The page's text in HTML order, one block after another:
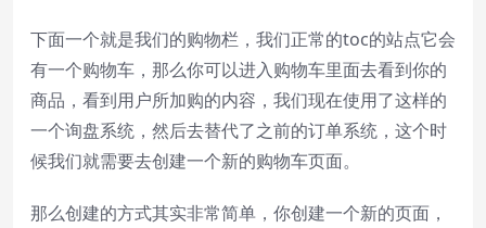
下面一个就是我们的购物栏，我们正常的toc的站点它会
有一个购物车，那么你可以进入购物车里面去看到你的
商品，看到用户所加购的内容，我们现在使用了这样的
一个询盘系统，然后去替代了之前的订单系统，这个时
候我们就需要去创建一个新的购物车页面。
那么创建的方式其实非常简单，你创建一个新的页面，